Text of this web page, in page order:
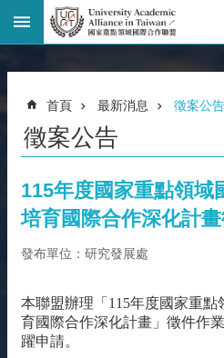
階
回
首
頁
臺
大
首
導
覽
聯
首頁 最新消息 徵案公告
徵案公告
115年度國家重點領域
培育國際合作深化計
發布單位：研究發展處
本聯盟辦理「115年度國家重
育國際合作深化計畫」徵件作
躍申請。